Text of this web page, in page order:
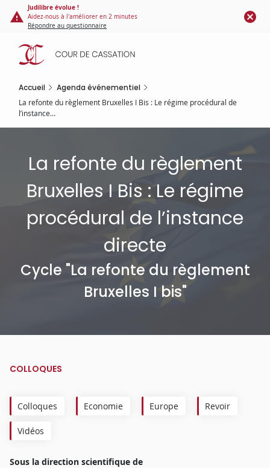
Panneau de gestion des cookies
contenu
principal
Judilibre évolue !
Aidez-nous à l'améliorer en 2 minutes
Répondre au questionnaire
Accueil Agenda événementiel
La refonte du règlement Bruxelles I Bis : Le régime procédural de
l’instance…
La refonte du règlement
Bruxelles I Bis : Le régime
procédural de l’instance
directe
Cycle "La refonte du règlement
Bruxelles I bis"
COLLOQUES
Colloques Economie Europe Revoir
Vidéos
Sous la direction scientifique de